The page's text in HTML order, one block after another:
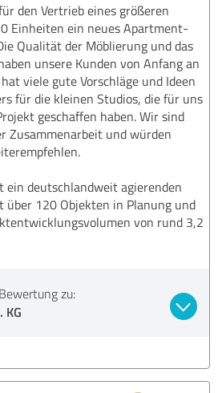
den Vertrieb eines größeren
Einheiten ein neues Apartment-
Qualität der Möblierung und das
unsere Kunden von Anfang an
viele gute Vorschläge und Ideen
für die kleinen Studios, die für uns
geschaffen haben. Wir sind
Zusammenarbeit und würden
ein deutschlandweit agierenden
120 Objekten in Planung und
von rund 3,2
zu:
KG